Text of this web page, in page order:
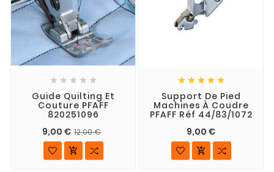
    
Guide Quilting Et
Couture PFAFF
820251096
9,00 € 12,00 €

    
Support De Pied
Machines À Coudre
PFAFF Réf 44/83/1072
9,00 €
